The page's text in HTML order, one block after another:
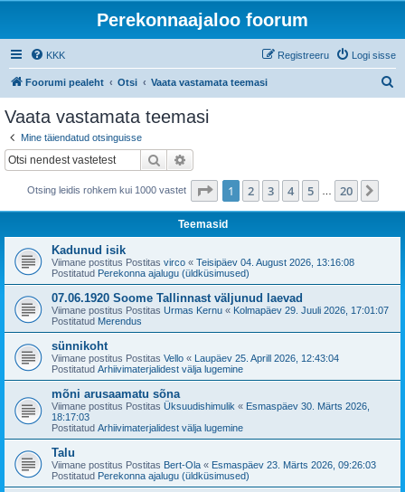
Perekonnaajaloo foorum
KKK Logi sisse
Registreeru
Foorumi pealeht Otsi Vaata vastamata teemasi
Vaata vastamata teemasi
Mine täiendatud otsinguisse
Otsi
Otsing leidis rohkem kui 1000 vastet 1 . leht20 -st
1 2 3 4 5 20
Teemasid
Kadunud isik
Viimane postitus Postitas virco « Teisipäev 04. August 2026, 13:16:08
Postitatud Perekonna ajalugu (üldküsimused)
07.06.1920 Soome Tallinnast väljunud laevad
Viimane postitus Postitas Urmas Kernu « Kolmapäev 29. Juuli 2026, 17:01:07
Postitatud Merendus
sünnikoht
Viimane postitus Postitas Vello « Laupäev 25. Aprill 2026, 12:43:04
Postitatud Arhiivimaterjalidest välja lugemine
mõni arusaamatu sõna
Viimane postitus Postitas Üksuudishimulik « Esmaspäev 30. Märts 2026,
18:17:03
Postitatud Arhiivimaterjalidest välja lugemine
Talu
Viimane postitus Postitas Bert-Ola « Esmaspäev 23. Märts 2026, 09:26:03
Postitatud Perekonna ajalugu (üldküsimused)